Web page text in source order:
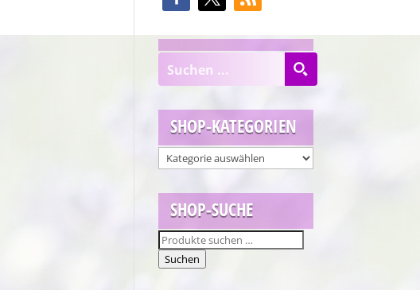
SHOP-KATEGORIEN
SHOP-SUCHE
Suchen
nach:
Suchen